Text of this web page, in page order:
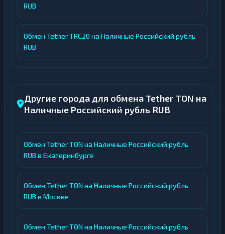
RUB
Обмен Tether TRC20 на Наличные Российский рубль
RUB
Другие города для обмена Tether TON на
Наличные Российский рубль RUB
Обмен Tether TON на Наличные Российский рубль
RUB в Екатеринбурге
Обмен Tether TON на Наличные Российский рубль
RUB в Москве
Обмен Tether TON на Наличные Российский рубль